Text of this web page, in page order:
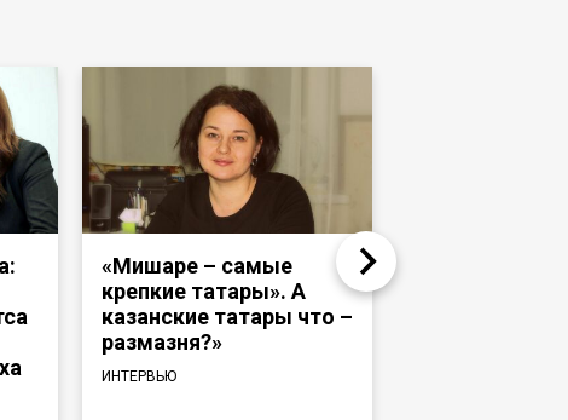
«Мишаре – самые
крепкие татары». А
казанские татары что –
размазня?»
ИНТЕРВЬЮ